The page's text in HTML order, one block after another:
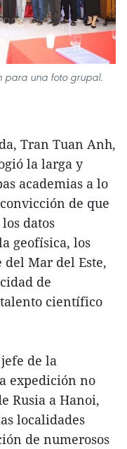
para una foto grupal.
Tran Tuan Anh,
la larga y
academias a lo
de que
datos
geofísica, los
Mar del Este,
de
científico
de la
expedición no
Rusia a Hanoi,
localidades
de numerosos